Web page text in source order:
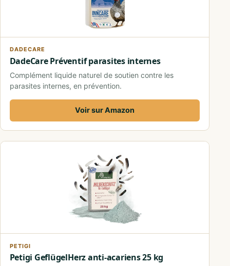
DADECARE
DadeCare Préventif parasites internes
Complément liquide naturel de soutien contre les
parasites internes, en prévention.
Voir sur Amazon
PETIGI
Petigi GeflügelHerz anti-acariens 25 kg